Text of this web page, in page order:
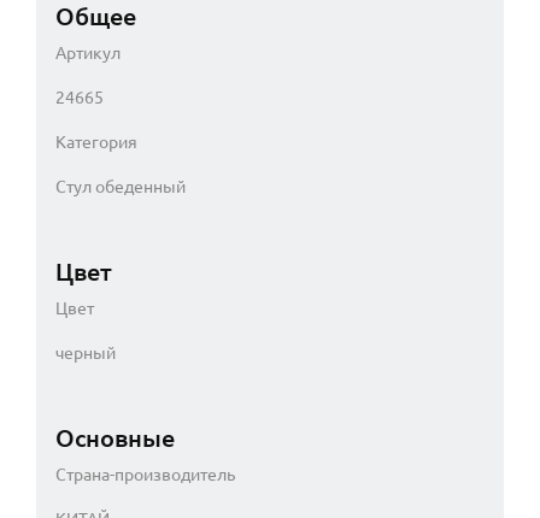
Общее
Артикул
24665
Категория
Стул обеденный
Цвет
Цвет
черный
Основные
Страна-производитель